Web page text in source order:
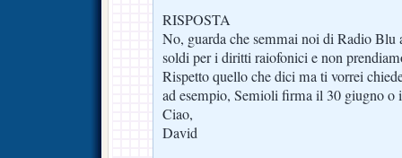
RISPOSTA
No, guarda che semmai noi di Radio Blu
soldi per i diritti raiofonici e non
Rispetto quello che dici ma ti vorrei
ad esempio, Semioli firma il 30 giugno o
Ciao,
David